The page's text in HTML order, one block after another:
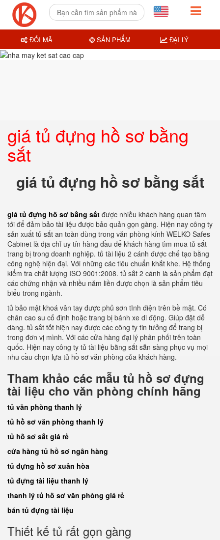
giá tủ đựng hồ sơ bằng
sắt
giá tủ đựng hồ sơ bằng sắt
giá tủ đựng hồ sơ bằng sắt được nhiều khách hàng quan tâm
tới để đảm bảo tài liệu được bảo quản gọn gàng. Hiện nay công ty
sản xuất tủ sắt an toàn dùng trong văn phòng kính WELKO Safes
Cabinet là địa chỉ uy tín hàng đầu để khách hàng tìm mua tủ sắt
trang bị trong doanh nghiệp. tủ tài liệu 2 cánh được chế tạo bằng
công nghệ hiện đại. Với những các tiêu chuẩn khắt khe. Hệ thống
kiểm tra chất lượng ISO 9001:2008. tủ sắt 2 cánh là sản phẩm đạt
các chứng nhận và nhiều năm liền được chọn là sản phẩm tiêu
biểu trong ngành.
tủ bảo mật khoá vân tay được phủ sơn tĩnh điện trên bề mặt. Có
chân cao su cố định hoặc trang bị bánh xe di động. Giúp đặt dễ
dàng. tủ sắt tốt hiện nay được các công ty tin tưởng để trang bị
trong đơn vị mình. Với các cửa hàng đại lý phân phối trên toàn
quốc. Hiện nay công ty tủ tài liệu bằng sắt sẵn sàng phục vụ mọi
nhu cầu chọn lựa tủ hồ sơ văn phòng của khách hàng.
Tham khảo các mẫu tủ hồ sơ đựng
tài liệu cho văn phòng chính hãng
tủ văn phòng thanh lý
tủ hồ sơ văn phòng thanh lý
tủ hồ sơ sắt giá rẻ
cửa hàng tủ hồ sơ ngân hàng
tủ đựng hồ sơ xuân hòa
tủ đựng tài liệu thanh lý
thanh lý tủ hồ sơ văn phòng giá rẻ
bán tủ đựng tài liệu
Thiết kế tủ rất gọn gàng
ĐỔI MÃ SẢN PHẨM ĐẠI LÝ